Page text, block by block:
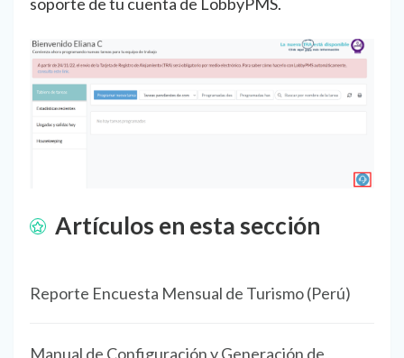
Artículos en esta sección
Reporte Encuesta Mensual de Turismo (Perú)
Manual de Configuración y Generación de